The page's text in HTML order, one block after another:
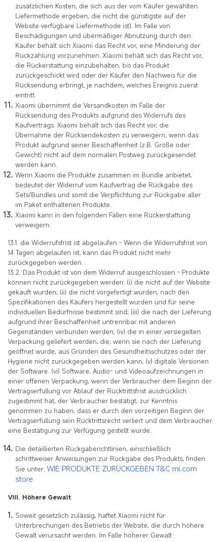
zusätzlichen Kosten, die sich aus der vom Käufer gewählten
Liefermethode ergeben, die nicht die günstigste auf der
Website verfügbare Liefermethode ist). Im Falle von
Beschädigungen und übermäßiger Abnutzung durch den
Käufer behält sich Xiaomi das Recht vor, eine Minderung der
Rückzahlung vorzunehmen. Xiaomi behält sich das Recht vor,
die Rückerstattung einzubehalten, bis das Produkt
zurückgeschickt wird oder der Käufer den Nachweis für die
Rücksendung erbringt, je nachdem, welches Ereignis zuerst
eintritt.
Xiaomi übernimmt die Versandkosten im Falle der
Rücksendung des Produkts aufgrund des Widerrufs des
Kaufvertrags. Xiaomi behält sich das Recht vor, die
Übernahme der Rücksendekosten zu verweigern, wenn das
Produkt aufgrund seiner Beschaffenheit (z.B. Größe oder
Gewicht) nicht auf dem normalen Postweg zurückgesendet
werden kann.
Wenn Xiaomi die Produkte zusammen im Bundle anbietet,
bedeutet der Widerruf vom Kaufvertrag die Rückgabe des
Sets/Bundles und somit die Verpflichtung zur Rückgabe aller
im Paket enthaltenen Produkte.
Xiaomi kann in den folgenden Fällen eine Rückerstattung
verweigern:
13.1. die Widerrufsfrist ist abgelaufen - Wenn die Widerrufsfrist von
14 Tagen abgelaufen ist, kann das Produkt nicht mehr
zurückgegeben werden.
13.2. Das Produkt ist von dem Widerruf ausgeschlossen - Produkte
können nicht zurückgegeben werden: (i) die nicht auf der Website
gekauft wurden; (ii) die nicht vorgefertigt wurden, nach den
Spezifikationen des Käufers hergestellt wurden und für seine
individuellen Bedürfnisse bestimmt sind; (iii) die nach der Lieferung
aufgrund ihrer Beschaffenheit untrennbar mit anderen
Gegenständen verbunden werden; (iv) die in einer versiegelten
Verpackung geliefert werden, die, wenn sie nach der Lieferung
geöffnet wurde, aus Gründen des Gesundheitsschutzes oder der
Hygiene nicht zurückgegeben werden kann; (v) digitale Versionen
der Software. (vi) Software, Audio- und Videoaufzeichnungen in
einer offenen Verpackung, wenn der Verbraucher dem Beginn der
Vertragserfüllung vor Ablauf der Rücktrittsfrist ausdrücklich
zugestimmt hat, der Verbraucher bestätigt, zur Kenntnis
genommen zu haben, dass er durch den vorzeitigen Beginn der
Vertragserfüllung sein Rücktrittsrecht verliert und dem Verbraucher
eine Bestätigung zur Verfügung gestellt wurde.
Die detaillierten Rückgaberichtlinien, einschließlich
schrittweiser Anweisungen zur Rückgabe des Produkts, finden
Sie unter: WIE PRODUKTE ZURÜCKGEBEN T&C mi.com
store
VIII. Höhere Gewalt
Soweit gesetzlich zulässig, haftet Xiaomi nicht für
Unterbrechungen des Betriebs der Website, die durch höhere
Gewalt verursacht werden. Im Falle höherer Gewalt